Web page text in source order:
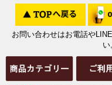
お問い合わせはお電話や
い